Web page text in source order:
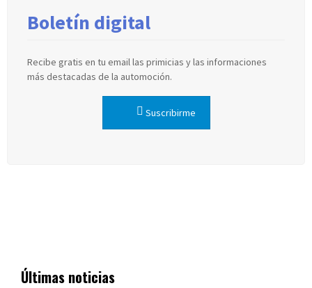
Boletín digital
Recibe gratis en tu email las primicias y las informaciones
más destacadas de la automoción.
Suscribirme
Últimas noticias